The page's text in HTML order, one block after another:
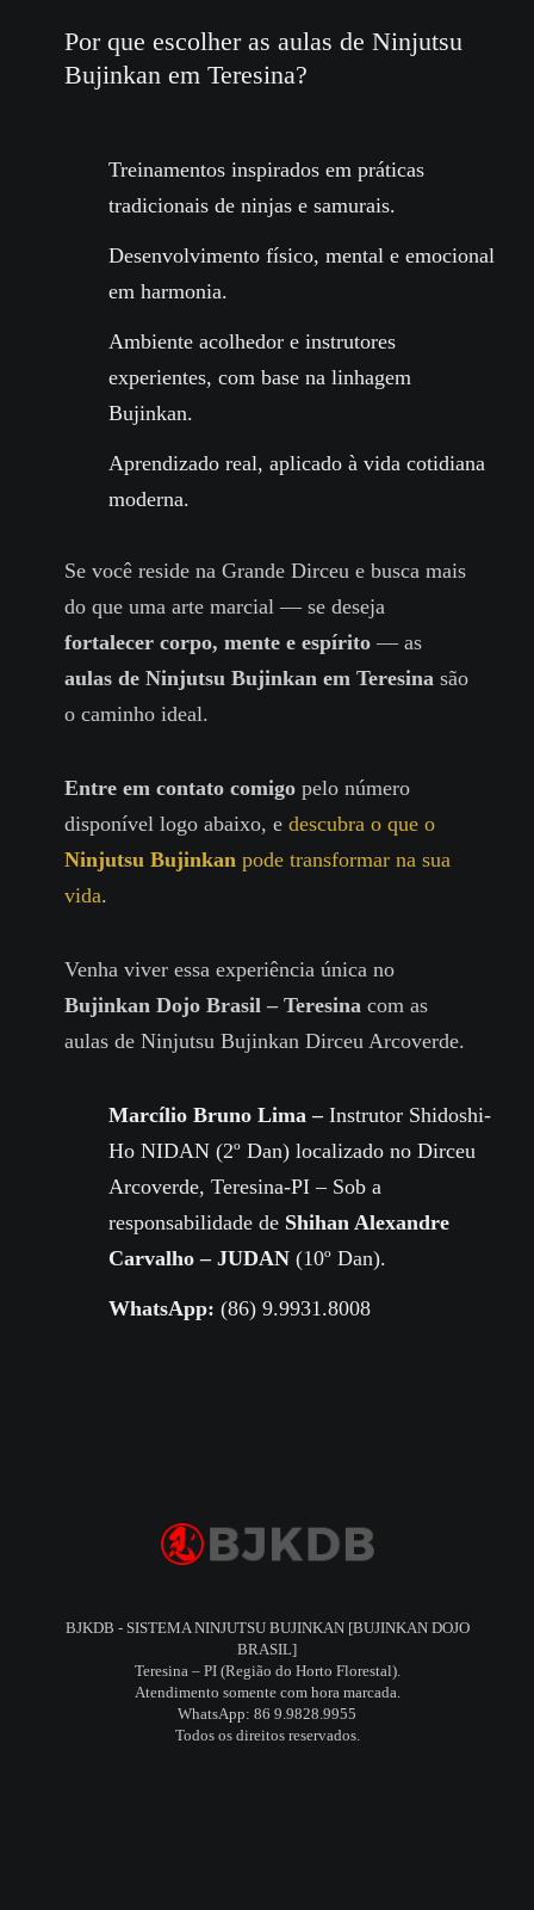
Por que escolher as aulas de Ninjutsu
Bujinkan em Teresina?
Treinamentos inspirados em práticas
tradicionais de ninjas e samurais.
Desenvolvimento físico, mental e emocional
em harmonia.
Ambiente acolhedor e instrutores
experientes, com base na linhagem
Bujinkan.
Aprendizado real, aplicado à vida cotidiana
moderna.
Se você reside na Grande Dirceu e busca mais
do que uma arte marcial — se deseja
fortalecer corpo, mente e espírito — as
aulas de Ninjutsu Bujinkan em Teresina são
o caminho ideal.
Entre em contato comigo pelo número
disponível logo abaixo, edescubra o que o
Ninjutsu Bujinkan pode transformar na sua
vida.
Venha viver essa experiência única no
Bujinkan Dojo Brasil – Teresina com as
aulas de Ninjutsu Bujinkan Dirceu Arcoverde.
Marcílio Bruno Lima –Instrutor Shidoshi-
Ho NIDAN (2º Dan) localizado no Dirceu
Arcoverde, Teresina-PI – Sob a
responsabilidade de Shihan Alexandre
Carvalho – JUDAN(10º Dan).
WhatsApp: (86) 9.9931.8008
BJKDB - SISTEMA NINJUTSU BUJINKAN [BUJINKAN DOJO
BRASIL]
Teresina – PI (Região do Horto Florestal).
Atendimento somente com hora marcada.
WhatsApp: 86 9.9828.9955
Todos os direitos reservados.